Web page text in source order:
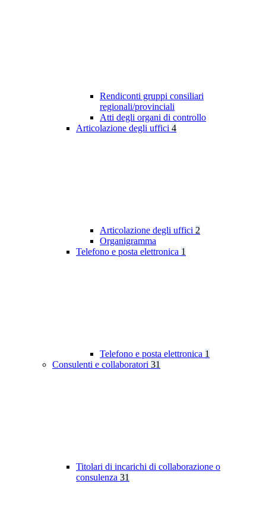
Rendiconti gruppi consiliari
regionali/provinciali
Atti degli organi di controllo
Articolazione degli uffici 4
Articolazione degli uffici 2
Organigramma
Telefono e posta elettronica 1
Telefono e posta elettronica 1
Consulenti e collaboratori 31
Titolari di incarichi di collaborazione o
consulenza 31